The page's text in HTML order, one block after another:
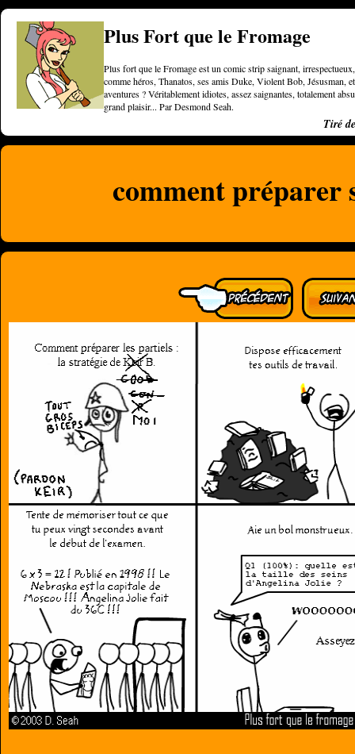
Plus Fort que le Fromage
Plus fort que le Fromage est un comic strip saignant,
comme héros, Thanatos, ses amis Duke, Violent Bob, Jésusman,
aventures ? Véritablement idiotes, assez saignantes, totalement
grand plaisir... Par Desmond Seah.
Tiré
comment préparer